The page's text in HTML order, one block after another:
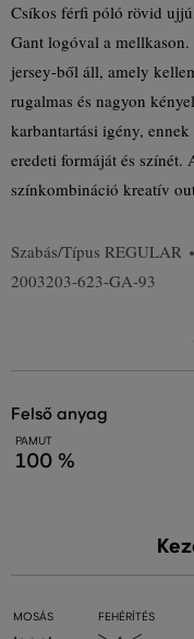
Csíkos férfi póló rövid
Gant logóval a
jersey-ből áll, amely
rugalmas és nagyon
karbantartási igény,
eredeti formáját és színét.
színkombináció kreatív
Szabás/Típus REGULAR
2003203-623-GA-93
felső anyag
PAMUT
100 %
MOSÁS FEHÉRÍTÉS